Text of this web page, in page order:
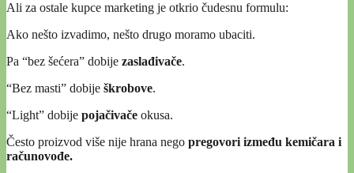
Ali za ostale kupce marketing je otkrio čudesnu formulu:
Ako nešto izvadimo, nešto drugo moramo ubaciti.
Pa “bez šećera” dobije zaslađivače.
“Bez masti” dobije škrobove.
“Light” dobije pojačivače okusa.
Često proizvod više nije hrana nego pregovori između kemičara i
računovođe.